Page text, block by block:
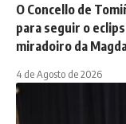
O Concello de
para seguir o
miradoiro da
4 de Agosto de 2026